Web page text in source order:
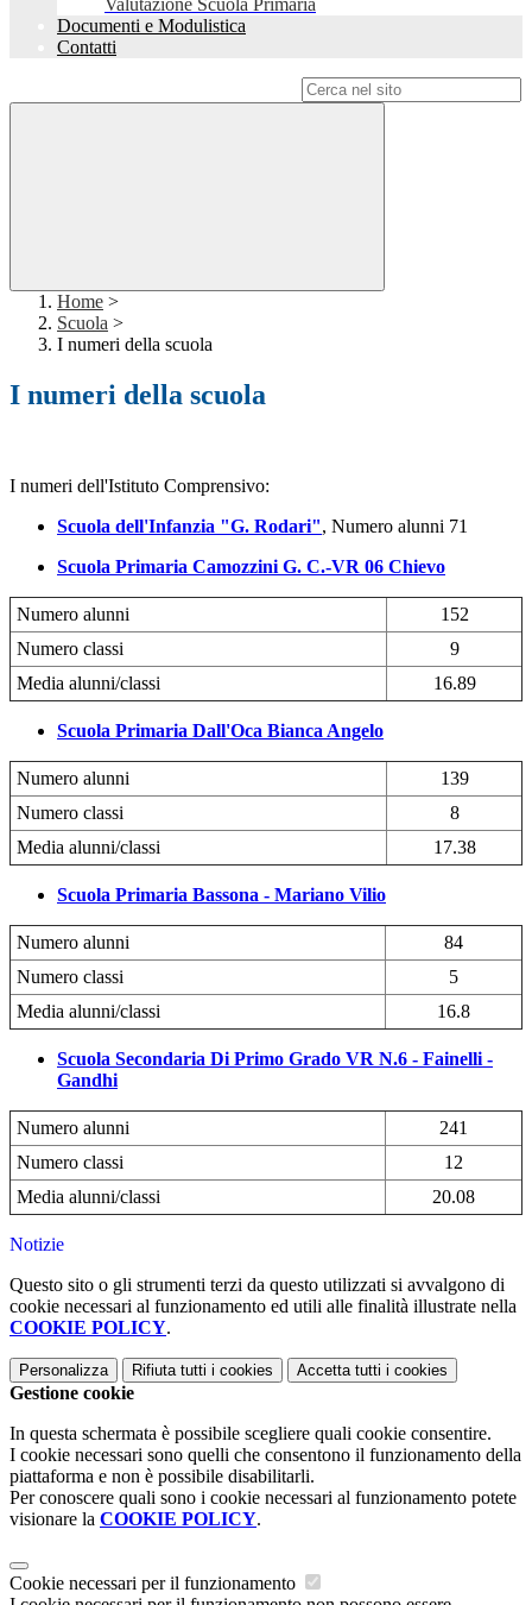
Valutazione Scuola Primaria
Documenti e Modulistica
Contatti
Home >
Scuola >
I numeri della scuola
I numeri della scuola
I numeri dell'Istituto Comprensivo:
Scuola dell'Infanzia "G. Rodari", Numero alunni 71
Scuola Primaria Camozzini G. C.-VR 06 Chievo
Numero alunni
152
Numero classi
9
Media alunni/classi
16.89
Scuola Primaria Dall'Oca Bianca Angelo
Numero alunni
139
Numero classi
8
Media alunni/classi
17.38
Scuola Primaria Bassona - Mariano Vilio
Numero alunni
84
Numero classi
5
Media alunni/classi
16.8
Scuola Secondaria Di Primo Grado VR N.6 - Fainelli -
Gandhi
Numero alunni
241
Numero classi
12
Media alunni/classi
20.08
Notizie
Questo sito o gli strumenti terzi da questo utilizzati si avvalgono di
cookie necessari al funzionamento ed utili alle finalità illustrate nella
COOKIE POLICY.
Personalizza Rifiuta tutti i cookies Accetta tutti i cookies
Gestione cookie
In questa schermata è possibile scegliere quali cookie consentire.
I cookie necessari sono quelli che consentono il funzionamento della
piattaforma e non è possibile disabilitarli.
Per conoscere quali sono i cookie necessari al funzionamento potete
visionare la COOKIE POLICY.
Cookie necessari per il funzionamento